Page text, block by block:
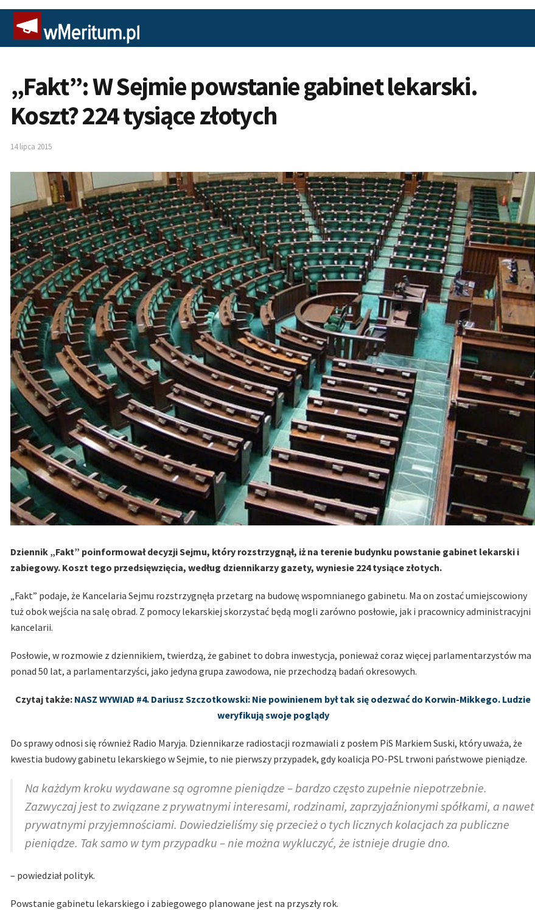
„Fakt”: W Sejmie powstanie gabinet lekarski.
Koszt? 224 tysiące złotych
14 lipca 2015
Dziennik „Fakt” poinformował decyzji Sejmu, który rozstrzygnął, iż na terenie budynku powstanie gabinet lekarski i
zabiegowy. Koszt tego przedsięwzięcia, według dziennikarzy gazety, wyniesie 224 tysiące złotych.
„Fakt” podaje, że Kancelaria Sejmu rozstrzygnęła przetarg na budowę wspomnianego gabinetu. Ma on zostać umiejscowiony
tuż obok wejścia na salę obrad. Z pomocy lekarskiej skorzystać będą mogli zarówno posłowie, jak i pracownicy administracyjni
kancelarii.
Posłowie, w rozmowie z dziennikiem, twierdzą, że gabinet to dobra inwestycja, ponieważ coraz więcej parlamentarzystów ma
ponad 50 lat, a parlamentarzyści, jako jedyna grupa zawodowa, nie przechodzą badań okresowych.
Czytaj także: NASZ WYWIAD #4. Dariusz Szczotkowski: Nie powinienem był tak się odezwać do Korwin-Mikkego. Ludzie
weryfikują swoje poglądy
Do sprawy odnosi się również Radio Maryja. Dziennikarze radiostacji rozmawiali z posłem PiS Markiem Suski, który uważa, że
kwestia budowy gabinetu lekarskiego w Sejmie, to nie pierwszy przypadek, gdy koalicja PO-PSL trwoni państwowe pieniądze.
Na każdym kroku wydawane są ogromne pieniądze – bardzo często zupełnie niepotrzebnie.
Zazwyczaj jest to związane z prywatnymi interesami, rodzinami, zaprzyjaźnionymi spółkami, a nawet
prywatnymi przyjemnościami. Dowiedzieliśmy się przecież o tych licznych kolacjach za publiczne
pieniądze. Tak samo w tym przypadku – nie można wykluczyć, że istnieje drugie dno.
– powiedział polityk.
Powstanie gabinetu lekarskiego i zabiegowego planowane jest na przyszły rok.